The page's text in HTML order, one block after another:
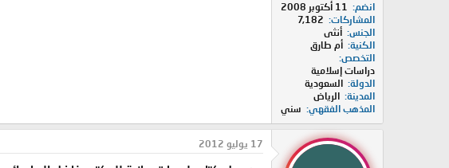
انضم
11 أكتوبر 2008
المشاركات
7,182
الجنس أنثى
الكنية أم طارق
التخصص
دراسات إسلامية
الدولة السعودية
المدينة الرياض
المذهب الفقهي
سني
17 يوليو 2012